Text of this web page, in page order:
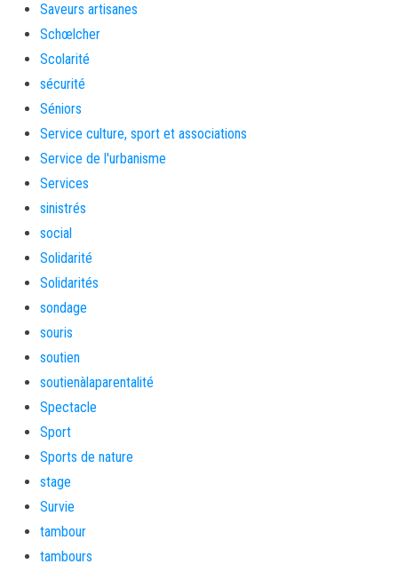
Saveurs artisanes
Schœlcher
Scolarité
sécurité
Séniors
Service culture, sport et associations
Service de l'urbanisme
Services
sinistrés
social
Solidarité
Solidarités
sondage
souris
soutien
soutienàlaparentalité
Spectacle
Sport
Sports de nature
stage
Survie
tambour
tambours